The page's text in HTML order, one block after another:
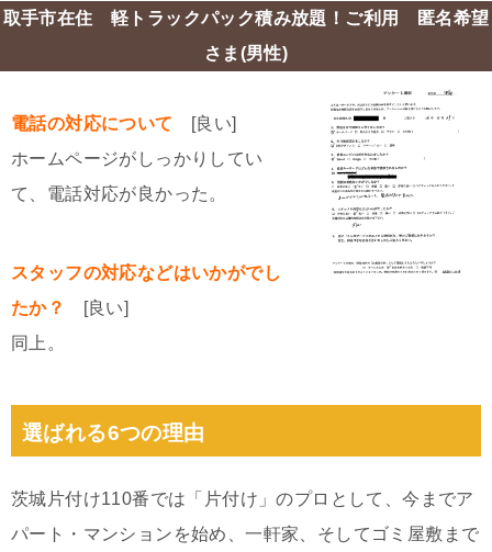
取手市在住 軽トラックパック積み放題！ご利用 匿名希望
さま(男性)
電話の対応について [良い]
ホームページがしっかりしてい
て、電話対応が良かった。
スタッフの対応などはいかがでし
たか？
[良い]
同上。
選ばれる6つの理由
茨城片付け110番では「片付け」のプロとして、今までア
パート・マンションを始め、一軒家、そしてゴミ屋敷まで